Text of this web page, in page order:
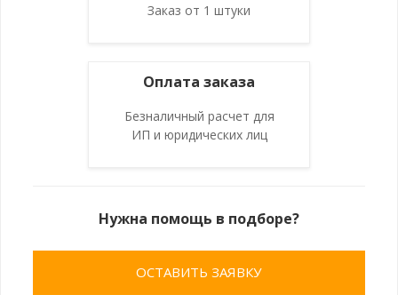
Заказ от 1 штуки
Оплата заказа
Безналичный расчет для
ИП и юридических лиц
Нужна помощь в подборе?
ОСТАВИТЬ ЗАЯВКУ